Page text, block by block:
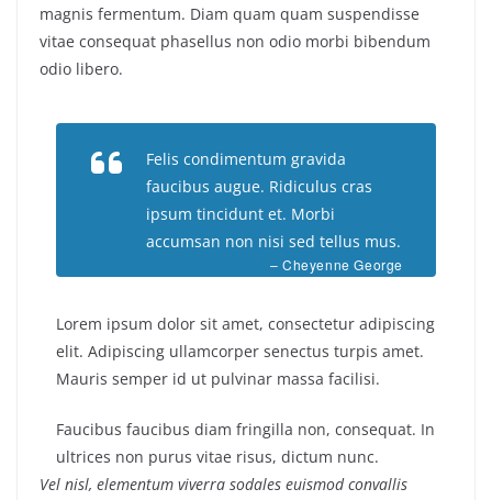
magnis fermentum. Diam quam quam suspendisse
vitae consequat phasellus non odio morbi bibendum
odio libero.
Felis condimentum gravida
faucibus augue. Ridiculus cras
ipsum tincidunt et. Morbi
accumsan non nisi sed tellus mus.
– Cheyenne George
Lorem ipsum dolor sit amet, consectetur adipiscing
elit. Adipiscing ullamcorper senectus turpis amet.
Mauris semper id ut pulvinar massa facilisi.
Faucibus faucibus diam fringilla non, consequat. In
ultrices non purus vitae risus, dictum nunc.
Vel nisl, elementum viverra sodales euismod convallis